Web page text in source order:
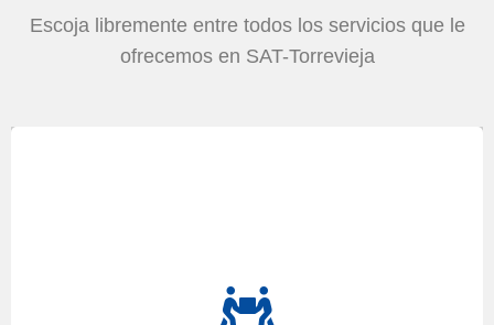
Escoja libremente entre todos los servicios que le
ofrecemos en SAT-Torrevieja
Si acaba de adquirir su
Lavadora, Secadora,
Lavavajillas, Frigorífico, Congelador, Horno